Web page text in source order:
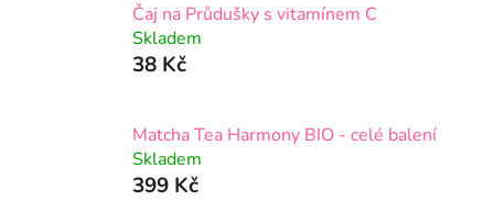
Čaj na Průdušky s vitamínem C
Skladem
38 Kč
Matcha Tea Harmony BIO - celé balení
Skladem
399 Kč